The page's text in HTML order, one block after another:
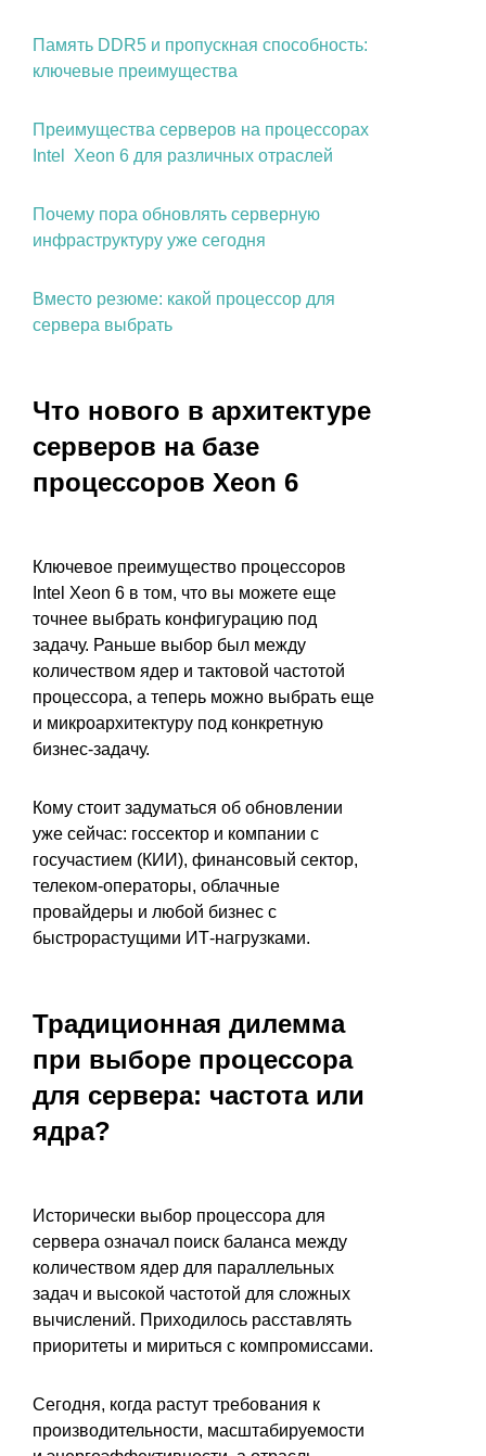
Память DDR5 и пропускная способность:
ключевые преимущества
Преимущества серверов на процессорах
Intel Xeon 6 для различных отраслей
Почему пора обновлять серверную
инфраструктуру уже сегодня
Вместо резюме: какой процессор для
сервера выбрать
Что нового в архитектуре
серверов на базе
процессоров Xeon 6
Ключевое преимущество процессоров
Intel Xeon 6 в том, что вы можете еще
точнее выбрать конфигурацию под
задачу. Раньше выбор был между
количеством ядер и тактовой частотой
процессора, а теперь можно выбрать еще
и микроархитектуру под конкретную
бизнес-задачу.
Кому стоит задуматься об обновлении
уже сейчас: госсектор и компании с
госучастием (КИИ), финансовый сектор,
телеком-операторы, облачные
провайдеры и любой бизнес с
быстрорастущими ИТ-нагрузками.
Традиционная дилемма
при выборе процессора
для сервера: частота или
ядра?
Исторически выбор процессора для
сервера означал поиск баланса между
количеством ядер для параллельных
задач и высокой частотой для сложных
вычислений. Приходилось расставлять
приоритеты и мириться с компромиссами.
Сегодня, когда растут требования к
производительности, масштабируемости